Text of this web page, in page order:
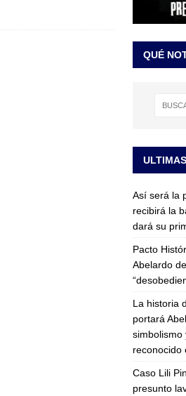
QUÉ
Así será la
recibirá la
dará su
Pacto
Abelardo
La historia
portará
simbolismo
reconocido
Caso Lili
presunto